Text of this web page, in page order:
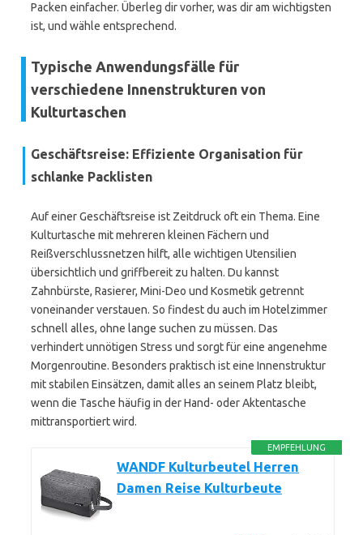
Packen einfacher. Überleg dir vorher, was dir am wichtigsten
ist, und wähle entsprechend.
Typische Anwendungsfälle für
verschiedene Innenstrukturen von
Kulturtaschen
Geschäftsreise: Effiziente Organisation für
schlanke Packlisten
Auf einer Geschäftsreise ist Zeitdruck oft ein Thema. Eine
Kulturtasche mit mehreren kleinen Fächern und
Reißverschlussnetzen hilft, alle wichtigen Utensilien
übersichtlich und griffbereit zu halten. Du kannst
Zahnbürste, Rasierer, Mini-Deo und Kosmetik getrennt
voneinander verstauen. So findest du auch im Hotelzimmer
schnell alles, ohne lange suchen zu müssen. Das
verhindert unnötigen Stress und sorgt für eine angenehme
Morgenroutine. Besonders praktisch ist eine Innenstruktur
mit stabilen Einsätzen, damit alles an seinem Platz bleibt,
wenn die Tasche häufig in der Hand- oder Aktentasche
mittransportiert wird.
EMPFEHLUNG
WANDF Kulturbeutel Herren
Damen Reise Kulturbeute